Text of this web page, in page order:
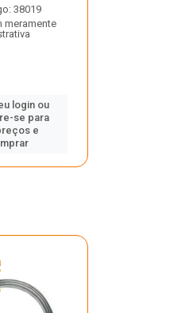
38019
meramente
login ou
se para
e